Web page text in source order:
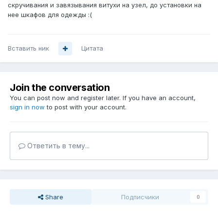
скручивания и завязывания витухи на узел, до установки на
нее шкафов для одежды :(
Вставить ник Цитата
Join the conversation
You can post now and register later. If you have an account,
sign in now to post with your account.
Ответить в тему...
Share Подписчики 0